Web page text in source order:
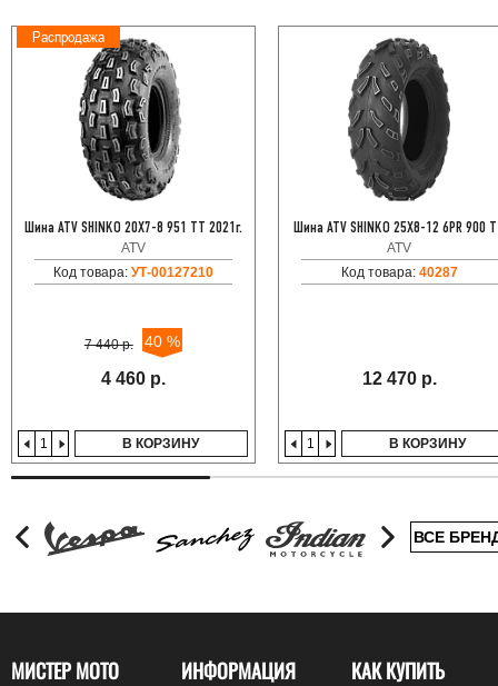
Распродажа
Шина ATV SHINKO 20X7-8 951 TT 2021г.
ATV
Код товара: УТ-00127210
7 440 р. 40 %
4 460 р.
В КОРЗИНУ
Шина ATV SHINKO 25X8-12 6PR 900
ATV
Код товара: 40287
12 470 р.
В КОРЗИНУ
ВСЕ
МИСТЕР МОТО ИНФОРМАЦИЯ КАК КУПИТЬ